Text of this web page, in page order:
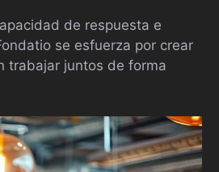
de respuesta e
se esfuerza por crear
trabajar juntos de forma